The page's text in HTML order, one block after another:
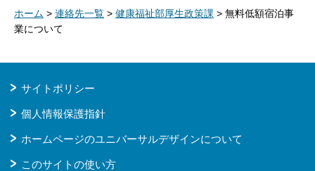
ホーム > 連絡先一覧 > 健康福祉部厚生政策課 > 無料低額宿泊事
業について
サイトポリシー
個人情報保護指針
ホームページのユニバーサルデザインについて
このサイトの使い方